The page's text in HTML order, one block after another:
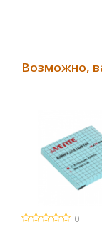
Возможно,
0